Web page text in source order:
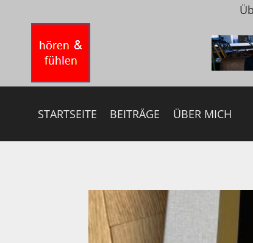
springen
STARTSEITE BEITRÄGE ÜBER MICH